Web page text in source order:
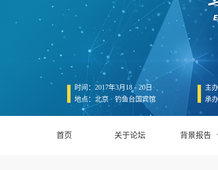
时间：2017年3月18 - 20日
地点：北京 · 钓鱼台国宾馆
主
承
首页 关于论坛 背景报告